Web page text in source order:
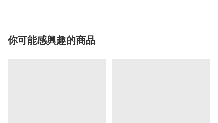
你可能感興趣的商品